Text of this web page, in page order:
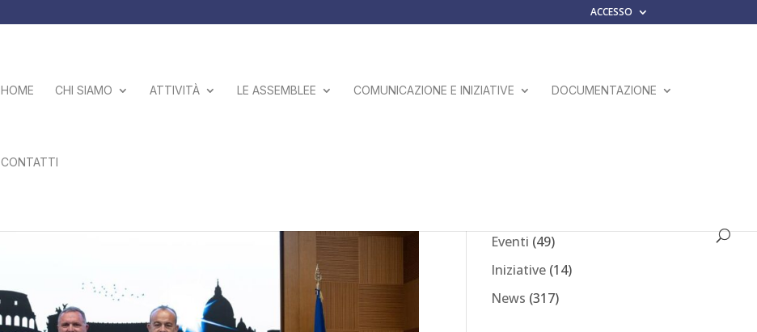
ACCESSO
HOME CHI SIAMO ATTIVITÀ LE ASSEMBLEE COMUNICAZIONE E INIZIATIVE DOCUMENTAZIONE
CONTATTI
Eventi (49)
Iniziative (14)
News (317)